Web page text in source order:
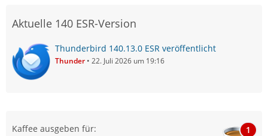
Aktuelle 140 ESR-Version
Thunderbird 140.13.0 ESR veröffentlicht
Thunder 22. Juli 2026 um 19:16
Kaffee ausgeben für: 1